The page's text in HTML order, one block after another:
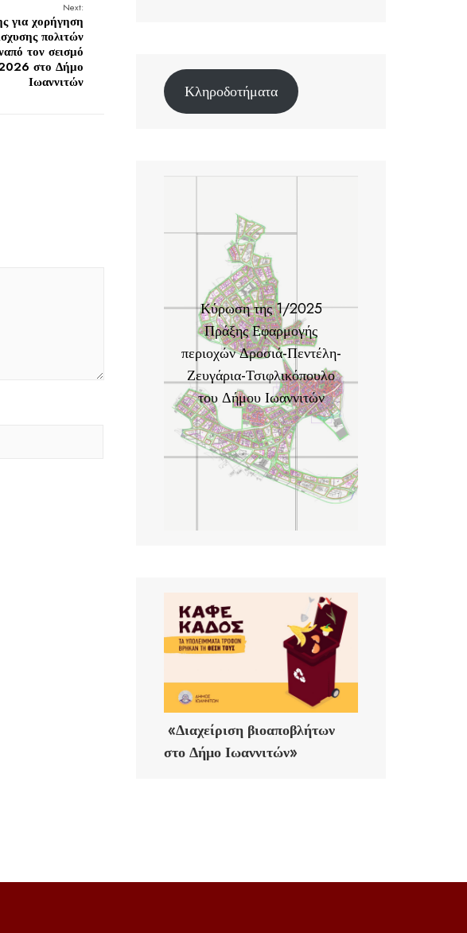
Next:
για χορήγηση
πολιτών
τον σεισμό
στο Δήμο
Ιωαννιτών
Κληροδοτήματα
Κύρωση της 1/2025
Πράξης Εφαρμογής
περιοχών Δροσιά-Πεντέλη-
Ζευγάρια-Τσιφλικόπουλο
του Δήμου Ιωαννιτών
«Διαχείριση βιοαποβλήτων
στο Δήμο Ιωαννιτών»